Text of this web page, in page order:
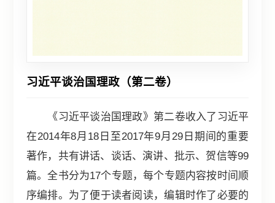
习近平谈治国理政（第二卷）
《习近平谈治国理政》第二卷收入了习近平
在2014年8月18日至2017年9月29日期间的重要
著作，共有讲话、谈话、演讲、批示、贺信等99
篇。全书分为17个专题，每个专题内容按时间顺
序编排。为了便于读者阅读，编辑时作了必要的